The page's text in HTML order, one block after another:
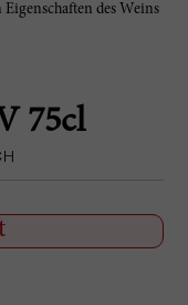
des Weins
75cl